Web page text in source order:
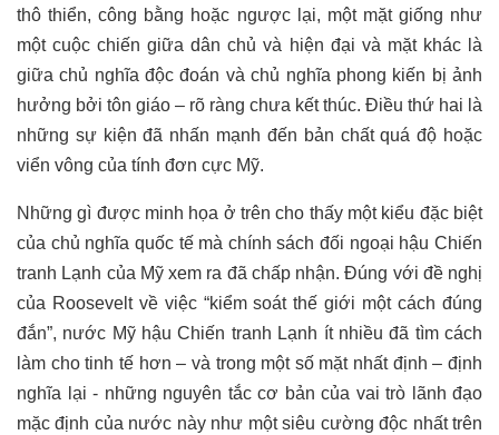
thô thiển, công bằng hoặc ngược lại, một mặt giống như
một cuộc chiến giữa dân chủ và hiện đại và mặt khác là
giữa chủ nghĩa độc đoán và chủ nghĩa phong kiến bị ảnh
hưởng bởi tôn giáo – rõ ràng chưa kết thúc. Điều thứ hai là
những sự kiện đã nhấn mạnh đến bản chất quá độ hoặc
viển vông của tính đơn cực Mỹ.
Những gì được minh họa ở trên cho thấy một kiểu đặc biệt
của chủ nghĩa quốc tế mà chính sách đối ngoại hậu Chiến
tranh Lạnh của Mỹ xem ra đã chấp nhận. Đúng với đề nghị
của Roosevelt về việc “kiểm soát thế giới một cách đúng
đắn”, nước Mỹ hậu Chiến tranh Lạnh ít nhiều đã tìm cách
làm cho tinh tế hơn – và trong một số mặt nhất định – định
nghĩa lại - những nguyên tắc cơ bản của vai trò lãnh đạo
mặc định của nước này như một siêu cường độc nhất trên